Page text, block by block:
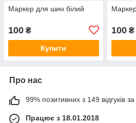
Маркер для шин білий
100 ₴
Купити
100₴
Про нас
99% позитивних з 149 відгуків за
Працює з 18.01.2018